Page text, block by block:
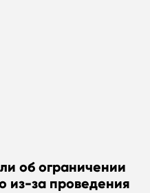
об ограничении
из-за проведения